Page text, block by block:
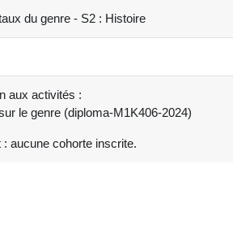
du genre - S2 : Histoire
aux activités :
le genre (diploma-M1K406-2024)
aucune cohorte inscrite.